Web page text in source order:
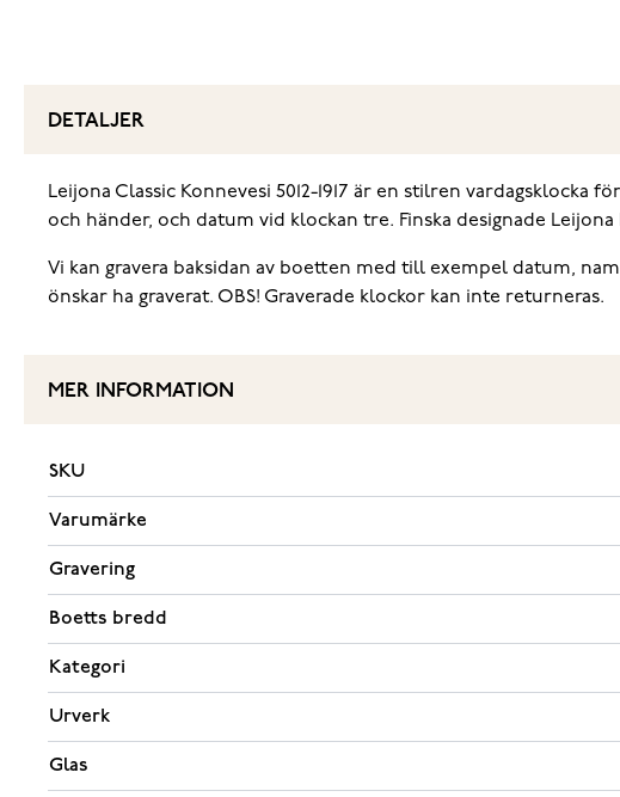
DETALJER
Leijona Classic Konnevesi 5012-1917 är en stilren
och händer, och datum vid klockan tre. Finska designade
Vi kan gravera baksidan av boetten med till exempel datum,
önskar ha graverat. OBS! Graverade klockor kan inte returneras.
MER INFORMATION
SKU
Varumärke
Gravering
Boetts bredd
Kategori
Urverk
Glas